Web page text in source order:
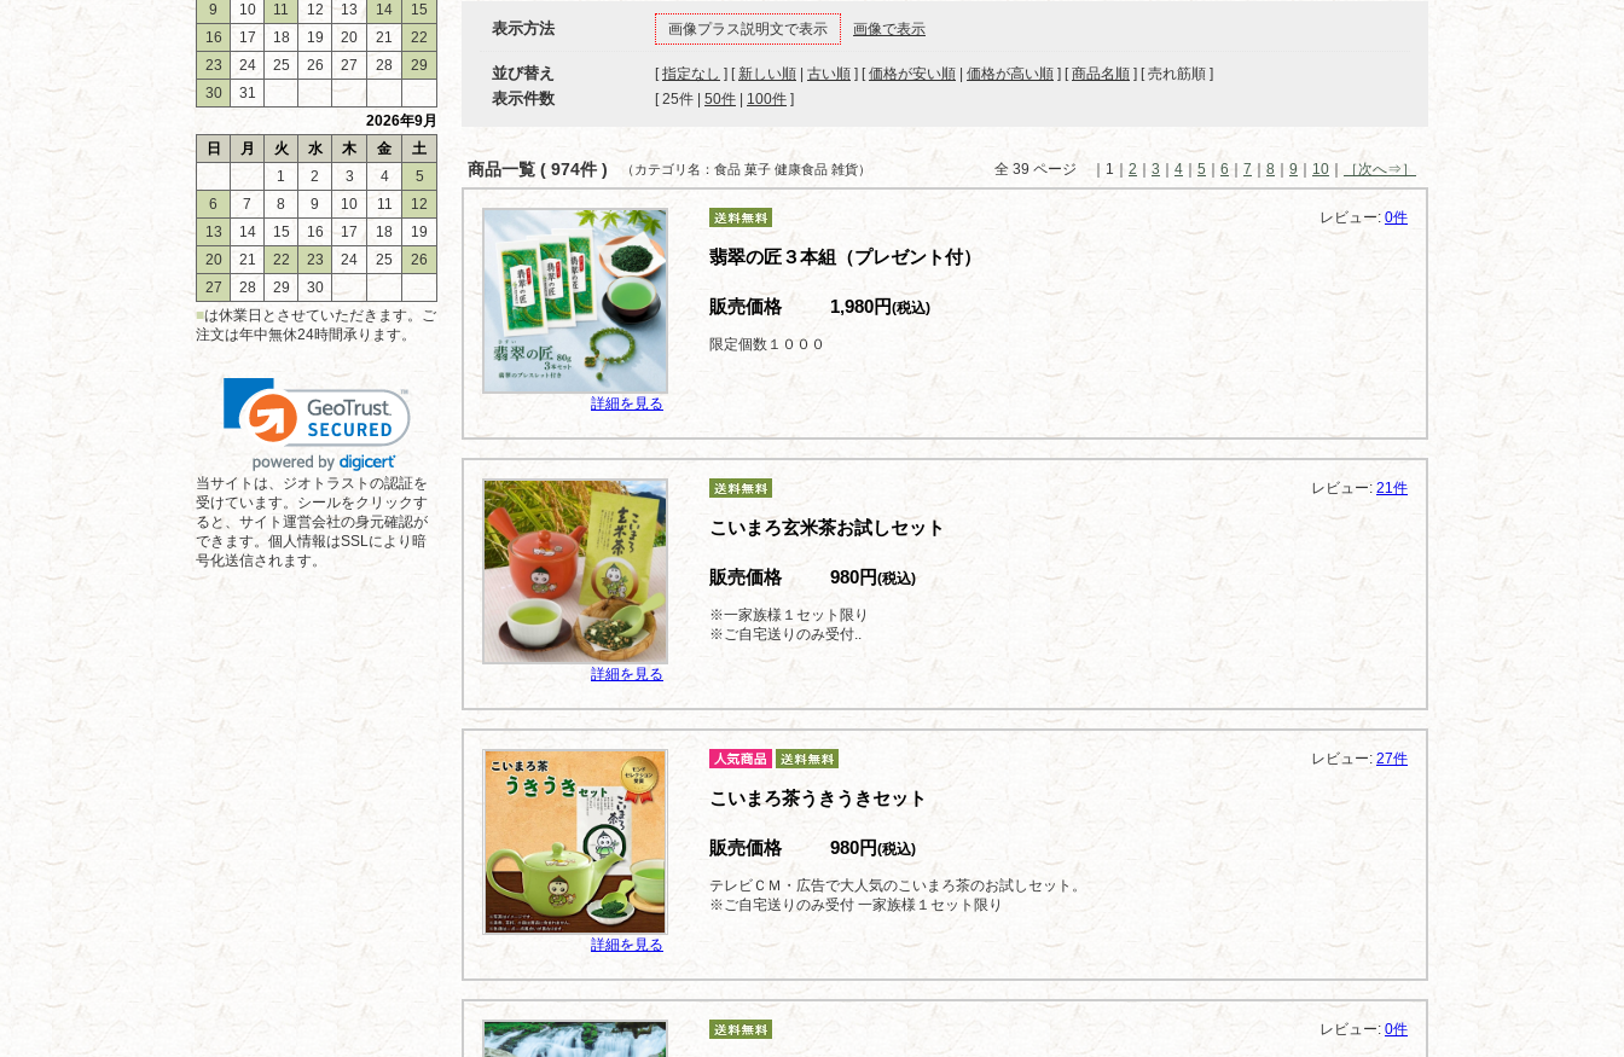
9
10 11 12 13 14
15
16
17 18 19 20 21
22
23
24 25 26 27 28
29
30
31
2026年9月
日
月 火 水 木 金
土
1
2 3 4
5
6
7 8 9 10 11
12
13
14 15 16 17 18
19
20
21 22 23 24 25
26
27
28 29
30
■は休業日とさせていただきます。ご
注文は年中無休24時間承ります。
当サイトは、ジオトラストの認証を
受けています。シールをクリックす
ると、サイト運営会社の身元確認が
できます。個人情報はSSLにより暗
号化送信されます。
表示方法 画像プラス説明文で表示 画像で表示
並び替え [指定なし ] [ 新しい順 古い順 ] [価格が安い順 価格が高い順 ] [商品名順 ] [ 売れ筋順 ]
表示件数 [ 25件 50件 100件 ]
商品一覧 ( 974件 ) 全 39 ページ ｜1｜ 2 3 4 5 6 7 8 9 10 ［次へ⇒］
（カテゴリ名：食品 菓子 健康食品 雑貨）
詳細を見る
レビュー: 0件
翡翠の匠３本組（プレゼント付）
販売価格 1,980円(税込)
限定個数１０００
詳細を見る
レビュー: 21件
こいまろ玄米茶お試しセット
販売価格 980円(税込)
※一家族様１セット限り
※ご自宅送りのみ受付..
詳細を見る
レビュー: 27件
こいまろ茶うきうきセット
販売価格 980円(税込)
テレビＣＭ・広告で大人気のこいまろ茶のお試しセット。
※ご自宅送りのみ受付 一家族様１セット限り
レビュー: 0件